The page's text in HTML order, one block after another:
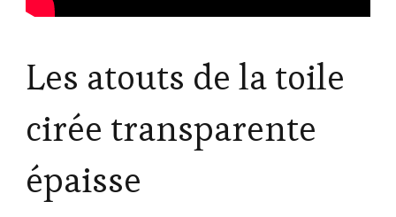
Les atouts de la toile
cirée transparente
épaisse